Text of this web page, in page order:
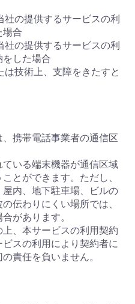
の提供するサービスの利
場合
の提供するサービスの利
をした場合
は技術上、支障をきたすと
携帯電話事業者の通信区
いる端末機器が通信区域
とができます。ただし、
内、地下駐車場、ビルの
伝わりにくい場所では、
があります。
、本サービスの利用契約
スの利用により契約者に
責任を負いません。